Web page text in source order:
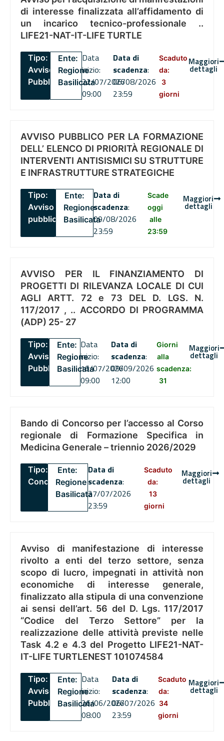
di interesse finalizzata all’affidamento di
un incarico tecnico-professionale ..
LIFE21-NAT-IT-LIFE TURTLE
Tipo:
Avviso
Pubblico
Ente:
Regione
Basilicata
Data
inizio:
22/07/2026
09:00
Data di
scadenza:
06/08/2026
23:59
Scaduto
da:
3
giorni
Maggiori
dettagli
AVVISO PUBBLICO PER LA FORMAZIONE
DELL’ ELENCO DI PRIORITÀ REGIONALE DI
INTERVENTI ANTISISMICI SU STRUTTURE
E INFRASTRUTTURE STRATEGICHE
Tipo:
Avviso
pubblico
Ente:
Regione
Basilicata
Data di
scadenza:
09/08/2026
23:59
Scade
oggi
alle
23:59
Maggiori
dettagli
AVVISO PER IL FINANZIAMENTO DI
PROGETTI DI RILEVANZA LOCALE DI CUI
AGLI ARTT. 72 e 73 DEL D. LGS. N.
117/2017 , .. ACCORDO DI PROGRAMMA
(ADP) 25- 27
Tipo:
Avviso
Pubblico
Ente:
Regione
Basilicata
Data
inizio:
16/07/2026
09:00
Data di
scadenza:
09/09/2026
12:00
Giorni
alla
scadenza:
31
Maggiori
dettagli
Bando di Concorso per l’accesso al Corso
regionale di Formazione Specifica in
Medicina Generale – triennio 2026/2029
Tipo:
Concorsi
Ente:
Regione
Basilicata
Data di
scadenza:
27/07/2026
23:59
Scaduto
da:
13
giorni
Maggiori
dettagli
Avviso di manifestazione di interesse
rivolto a enti del terzo settore, senza
scopo di lucro, impegnati in attività non
economiche di interesse generale,
finalizzato alla stipula di una convenzione
ai sensi dell’art. 56 del D. Lgs. 117/2017
“Codice del Terzo Settore” per la
realizzazione delle attività previste nelle
Task 4.2 e 4.3 del Progetto LIFE21-NAT-
IT-LIFE TURTLENEST 101074584
Tipo:
Avviso
Pubblico
Ente:
Regione
Basilicata
Data
inizio:
26/06/2026
08:00
Data di
scadenza:
06/07/2026
23:59
Scaduto
da:
34
giorni
Maggiori
dettagli